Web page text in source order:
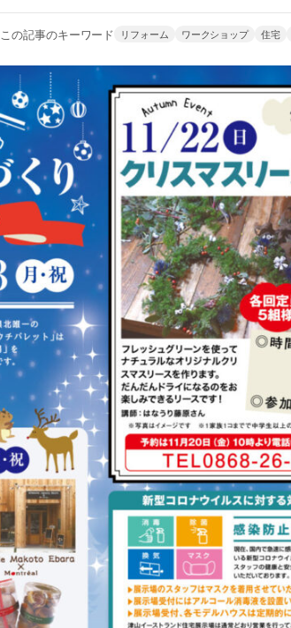
この記事のキーワード リフォーム ワークショップ 住宅